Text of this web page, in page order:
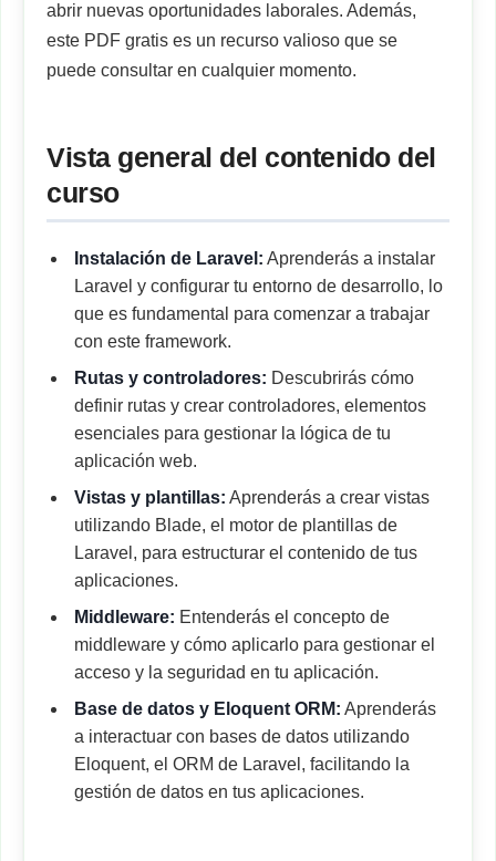
abrir nuevas oportunidades laborales. Además,
este PDF gratis es un recurso valioso que se
puede consultar en cualquier momento.
Vista general del contenido del
curso
Instalación de Laravel: Aprenderás a instalar
Laravel y configurar tu entorno de desarrollo, lo
que es fundamental para comenzar a trabajar
con este framework.
Rutas y controladores: Descubrirás cómo
definir rutas y crear controladores, elementos
esenciales para gestionar la lógica de tu
aplicación web.
Vistas y plantillas: Aprenderás a crear vistas
utilizando Blade, el motor de plantillas de
Laravel, para estructurar el contenido de tus
aplicaciones.
Middleware: Entenderás el concepto de
middleware y cómo aplicarlo para gestionar el
acceso y la seguridad en tu aplicación.
Base de datos y Eloquent ORM: Aprenderás
a interactuar con bases de datos utilizando
Eloquent, el ORM de Laravel, facilitando la
gestión de datos en tus aplicaciones.